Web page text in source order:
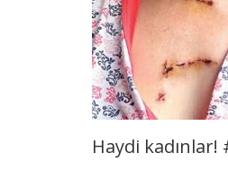
Haydi kadınlar!